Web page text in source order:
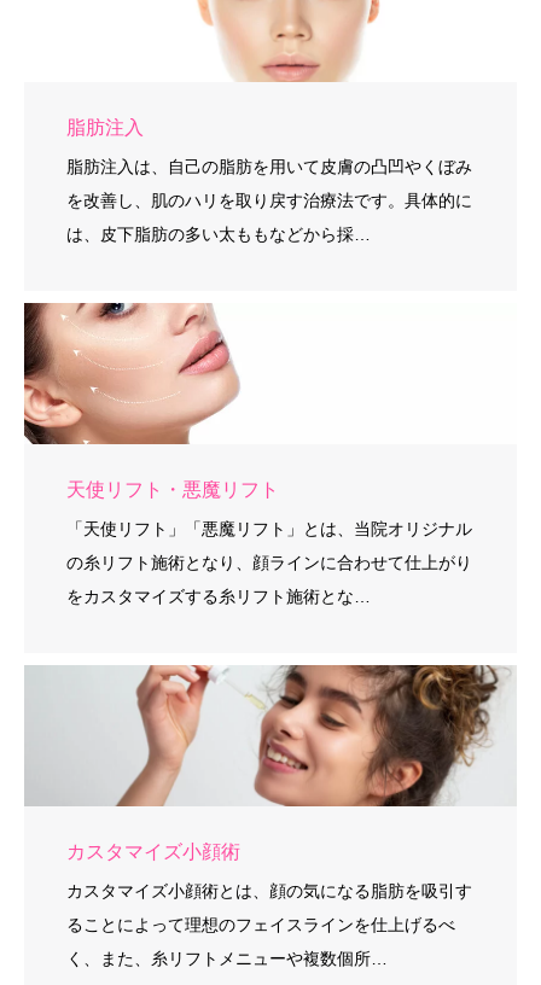
脂肪注入
脂肪注入は、自己の脂肪を用いて皮膚の凸凹やくぼみ
を改善し、肌のハリを取り戻す治療法です。具体的に
は、皮下脂肪の多い太ももなどから採…
天使リフト・悪魔リフト
「天使リフト」「悪魔リフト」とは、当院オリジナル
の糸リフト施術となり、顔ラインに合わせて仕上がり
をカスタマイズする糸リフト施術とな…
カスタマイズ小顔術
カスタマイズ小顔術とは、顔の気になる脂肪を吸引す
ることによって理想のフェイスラインを仕上げるべ
く、また、糸リフトメニューや複数個所…